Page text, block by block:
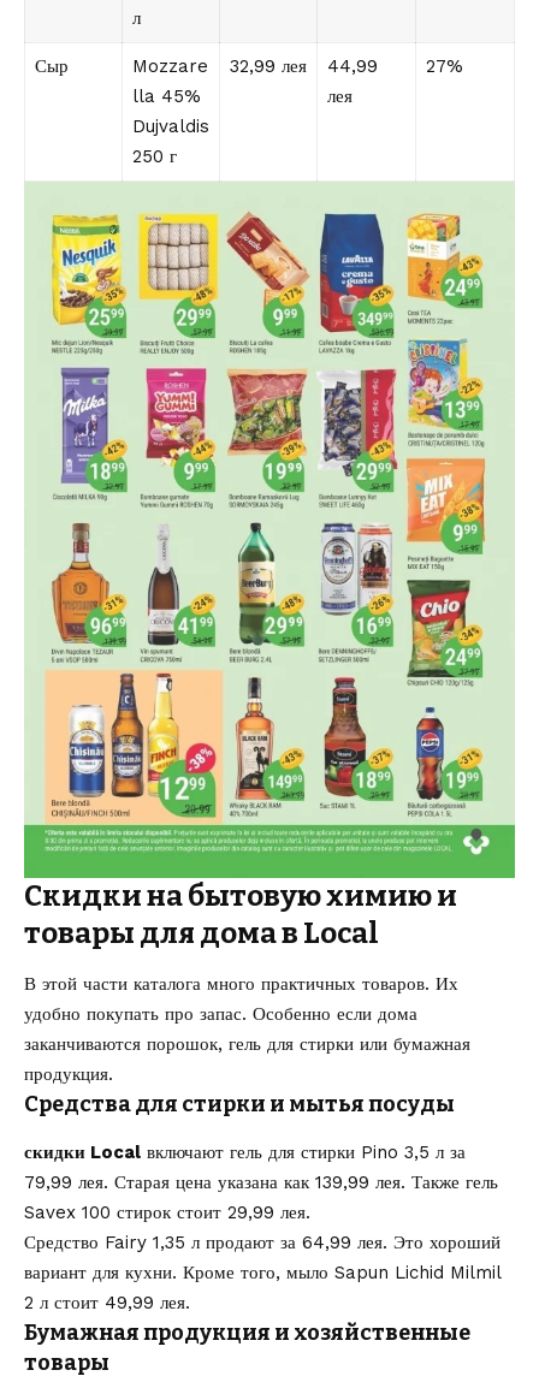
л
Сыр
Mozzare
lla 45%
Dujvaldis
250 г
32,99 лея
44,99
лея
27%
Скидки на бытовую химию и
товары для дома в Local
В этой части каталога много практичных товаров. Их
удобно покупать про запас. Особенно если дома
заканчиваются порошок, гель для стирки или бумажная
продукция.
Средства для стирки и мытья посуды
скидки Local включают гель для стирки Pino 3,5 л за
79,99 лея. Старая цена указана как 139,99 лея. Также гель
Savex 100 стирок стоит 29,99 лея.
Средство Fairy 1,35 л продают за 64,99 лея. Это хороший
вариант для кухни. Кроме того, мыло Sapun Lichid Milmil
2 л стоит 49,99 лея.
Бумажная продукция и хозяйственные
товары